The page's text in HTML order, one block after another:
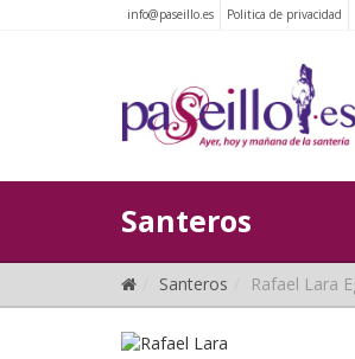
info@paseillo.es Politica de privacidad
Santeros
Santeros Rafael Lara